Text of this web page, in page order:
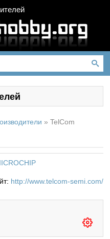
» TelCom
http://www.telcom-semi.com/